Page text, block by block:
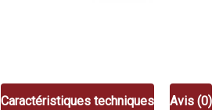
Caractéristiques techniques Avis (0)